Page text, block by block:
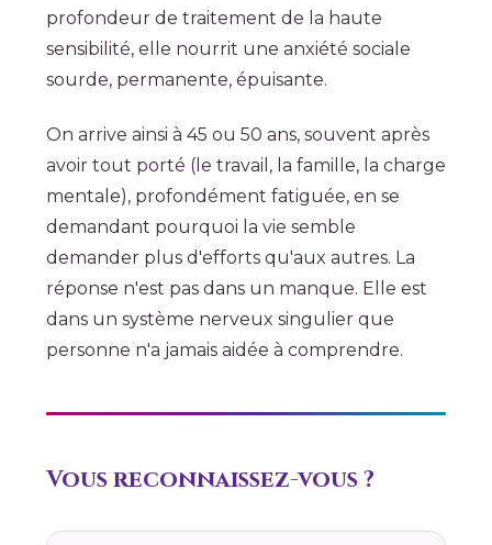
profondeur de traitement de la haute
sensibilité, elle nourrit une anxiété sociale
sourde, permanente, épuisante.
On arrive ainsi à 45 ou 50 ans, souvent après
avoir tout porté (le travail, la famille, la charge
mentale), profondément fatiguée, en se
demandant pourquoi la vie semble
demander plus d'efforts qu'aux autres. La
réponse n'est pas dans un manque. Elle est
dans un système nerveux singulier que
personne n'a jamais aidée à comprendre.
Vous reconnaissez-vous ?